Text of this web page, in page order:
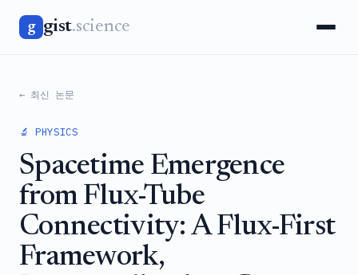
g gist.science
← 최신 논문
🔬 PHYSICS
Spacetime Emergence
from Flux-Tube
Connectivity: A Flux-First
Framework,